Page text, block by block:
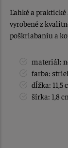
Ľahké a
vyrobené z
poškriabaniu a
materiál:
farba:
dĺžka: 11,5
šírka: 1,8